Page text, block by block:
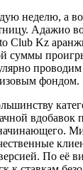
неделю, а
Адажио
Club Kz
суммы
фондом.
вдобавок
По её